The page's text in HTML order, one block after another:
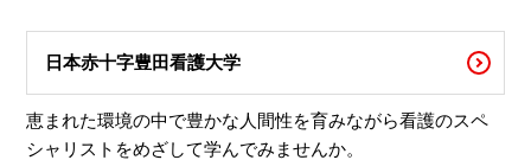
日本赤十字豊田看護大学
恵まれた環境の中で豊かな人間性を育みながら看護のスペ
シャリストをめざして学んでみませんか。